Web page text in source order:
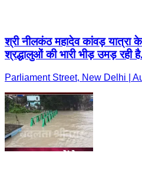
श्री नीलकंठ महादेव कांवड़ यात्रा
श्रद्धालुओं की भारी भीड़ उमड़
Parliament Street, New Delhi |